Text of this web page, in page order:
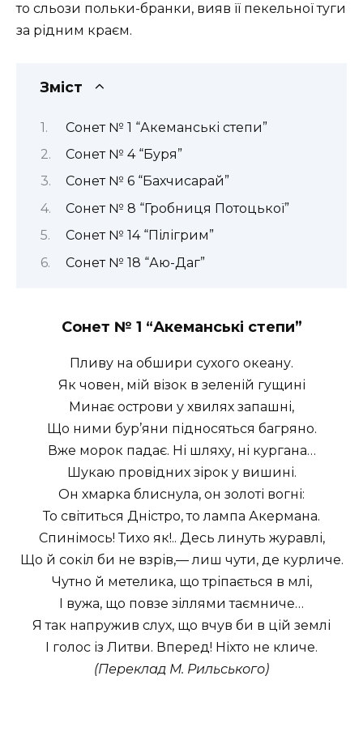
то сльози польки-бранки, вияв її пекельної туги
за рідним краєм.
Зміст
Сонет № 1 “Акеманські степи”
Сонет № 4 “Буря”
Сонет № 6 “Бахчисарай”
Сонет № 8 “Гробниця Потоцької”
Сонет № 14 “Пілігрим”
Сонет № 18 “Аю-Даг”
Сонет № 1 “Акеманські степи”
Пливу на обшири сухого океану.
Як човен, мій візок в зеленій гущині
Минає острови у хвилях запашні,
Що ними бур’яни підносяться багряно.
Вже морок падає. Ні шляху, ні кургана…
Шукаю провідних зірок у вишині.
Он хмарка блиснула, он золоті вогні:
То світиться Дністро, то лампа Акермана.
Спинімось! Тихо як!.. Десь линуть журавлі,
Що й сокіл би не взрів,— лиш чути, де курличе.
Чутно й метелика, що тріпається в млі,
I вужа, що повзе зіллями таємниче…
Я так напружив слух, що вчув би в цій землі
I голос із Литви. Вперед! Ніхто не кличе.
(Переклад М. Рильського)